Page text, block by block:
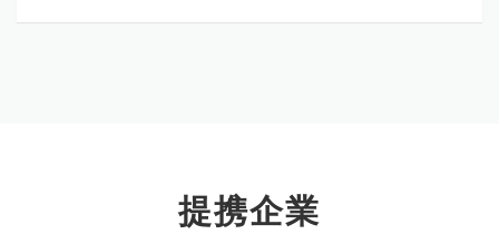
提携企業